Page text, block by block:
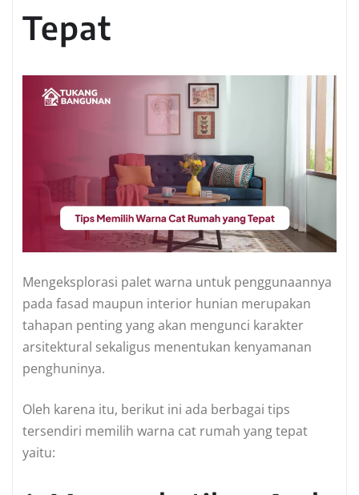
Tepat
Mengeksplorasi palet warna untuk penggunaannya
pada fasad maupun interior hunian merupakan
tahapan penting yang akan mengunci karakter
arsitektural sekaligus menentukan kenyamanan
penghuninya.
Oleh karena itu, berikut ini ada berbagai tips
tersendiri memilih warna cat rumah yang tepat
yaitu: